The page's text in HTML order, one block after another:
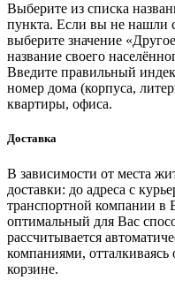
Выберите из списка
пункта. Если вы не нашли
выберите значение
название своего
Введите правильный
номер дома (корпуса,
квартиры, офиса.
Доставка
В зависимости от места
доставки: до адреса с
транспортной компании в
оптимальный для Вас
рассчитывается
компаниями, отталкиваясь
корзине.